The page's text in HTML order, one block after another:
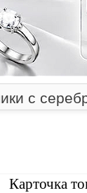
с
Карточка